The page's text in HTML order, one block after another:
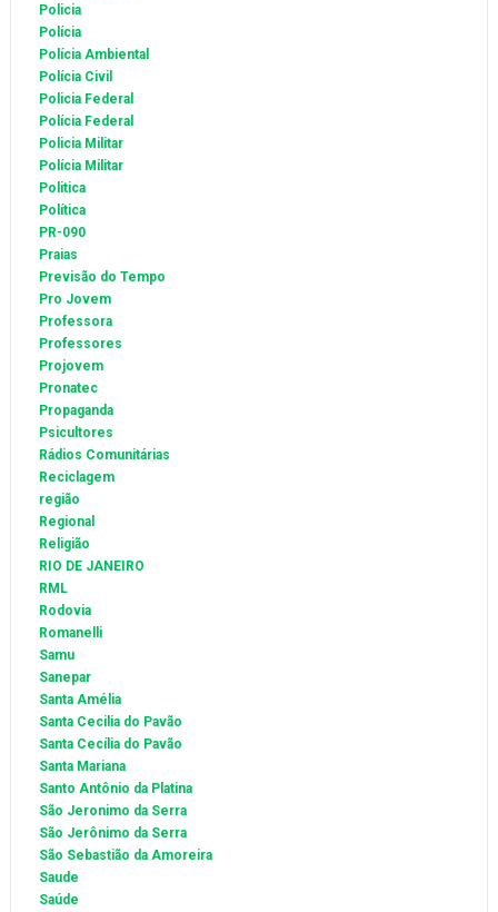
Policia
Polícia
Polícia Ambiental
Polícia Civil
Policia Federal
Polícia Federal
Policia Militar
Polícia Militar
Politica
Política
PR-090
Praias
Previsão do Tempo
Pro Jovem
Professora
Professores
Projovem
Pronatec
Propaganda
Psicultores
Rádios Comunitárias
Reciclagem
região
Regional
Religião
RIO DE JANEIRO
RML
Rodovia
Romanelli
Samu
Sanepar
Santa Amélia
Santa Cecilia do Pavão
Santa Cecília do Pavão
Santa Mariana
Santo Antônio da Platina
São Jeronimo da Serra
São Jerônimo da Serra
São Sebastião da Amoreira
Saude
Saúde